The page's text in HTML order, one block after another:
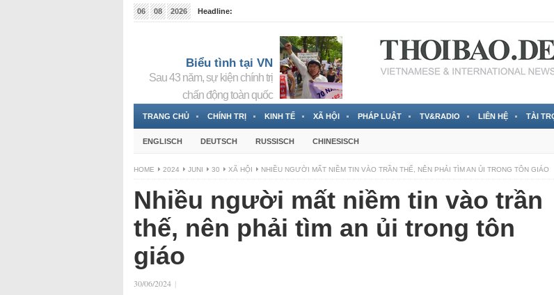
06 08 2026
Headline:
Biểu tình tại VN
Sau 43 năm, sự kiện chính trị
chấn động toàn quốc
TRANG CHỦ CHÍNH TRỊ KINH TẾ XÃ HỘI PHÁP LUẬT TV&RADIO LIÊN HỆ TÀI
ENGLISCH DEUTSCH RUSSISCH CHINESISCH
HOME 2024 JUNI 30 XÃ HỘI NHIỀU NGƯỜI MẤT NIỀM TIN VÀO TRẦN THẾ, NÊN PHẢI TÌM AN ỦI TRONG TÔN GIÁO
Nhiều người mất niềm tin vào trần
thế, nên phải tìm an ủi trong tôn
giáo
30/06/2024 |